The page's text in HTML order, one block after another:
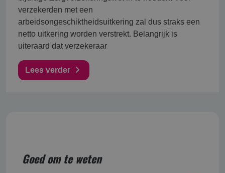
verzekerden met een
arbeidsongeschiktheidsuitkering zal dus straks een
netto uitkering worden verstrekt. Belangrijk is
uiteraard dat verzekeraar
Lees verder
Goed om te weten